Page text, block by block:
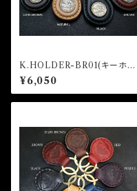
K.HOLDER-BR01(キーホル
ダー)
¥6,050